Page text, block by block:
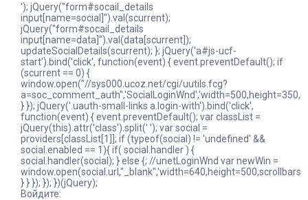
'); jQuery("form#socail_details
input[name=social]").val(scurrent);
jQuery("form#socail_details
input[name=data]").val(data[scurrent]);
updateSocialDetails(scurrent); }; jQuery('a#js-ucf-
start').bind('click', function(event) { event.preventDefault(); if
(scurrent == 0) {
window.open("//sys000.ucoz.net/cgi/uutils.fcg?
} }); jQuery('.uauth-small-links a.login-with').bind('click',
function(event) { event.preventDefault(); var classList =
jQuery(this).attr('class').split(' '); var social =
providers[classList[1]]; if (typeof(social) != 'undefined' &&
social.enabled == 1){ if( social.handler ) {
social.handler(social); } else {; //unetLoginWnd var newWin =
} } }); }); })(jQuery);
Войдите: